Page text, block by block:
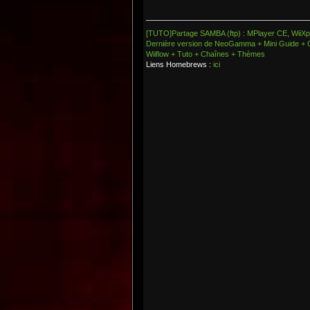
[TUTO]Partage SAMBA (ftp) : MPlayer CE,
Dernière version de NeoGamma + Mini Guide +
Wiiflow + Tuto + Chaînes + Thèmes
Liens Homebrews : ici